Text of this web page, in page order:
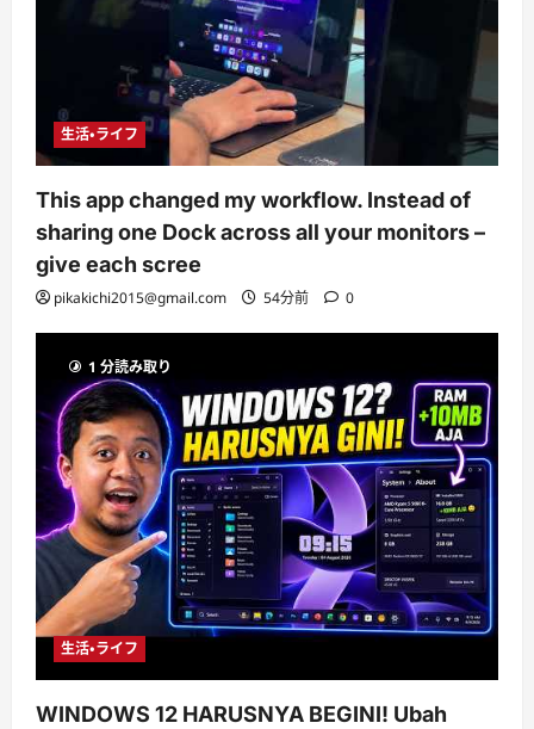
生活・ライフ
This app changed my workflow. Instead of
sharing one Dock across all your monitors –
give each scree
pikakichi2015@gmail.com 54分前 0
1 分読み取り
生活・ライフ
WINDOWS 12 HARUSNYA BEGINI! Ubah